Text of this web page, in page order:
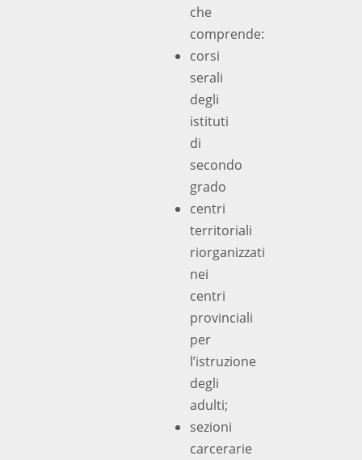
che
comprende:
corsi
serali
degli
istituti
di
secondo
grado
centri
territoriali
riorganizzati
nei
centri
provinciali
per
l’istruzione
degli
adulti;
sezioni
carcerarie